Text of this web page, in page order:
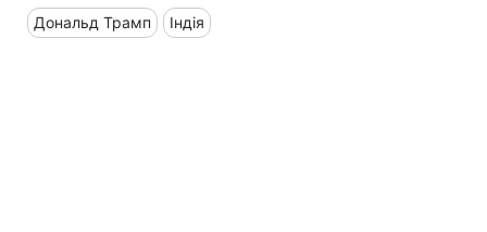
Дональд Трамп Індія